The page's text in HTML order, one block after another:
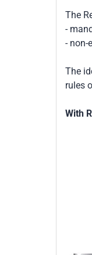
The
-
- non-
The
rules
With